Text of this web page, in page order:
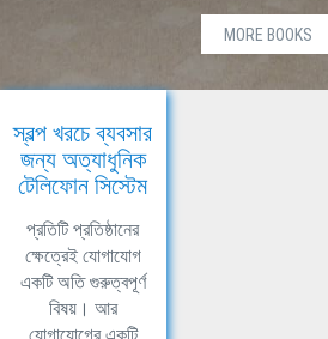
MORE BOOKS
স্বল্প খরচে ব্যবসার
জন্য অত্যাধুনিক
টেলিফোন সিস্টেম
প্রতিটি প্রতিষ্ঠানের
ক্ষেত্রেই যোগাযোগ
একটি অতি গুরুত্বপূর্ণ
বিষয়। আর